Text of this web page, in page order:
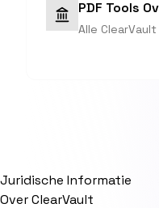
PDF Tools
Alle
Juridische Informatie
Over ClearVault